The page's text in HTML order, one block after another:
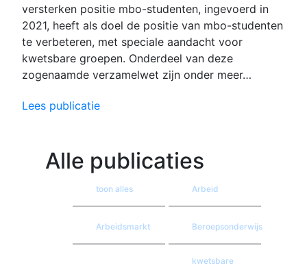
versterken positie mbo-studenten, ingevoerd in
2021, heeft als doel de positie van mbo-studenten
te verbeteren, met speciale aandacht voor
kwetsbare groepen. Onderdeel van deze
zogenaamde verzamelwet zijn onder meer…
Lees publicatie
Alle publicaties
toon alles Arbeid
Arbeidsmarkt Beroepsonderwijs
kwetsbare